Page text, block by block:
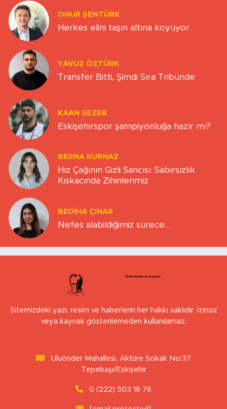
ONUR ŞENTÜRK
Herkes elini taşın altına koyuyor
YAVUZ ÖZTÜRK
Transfer Bitti, Şimdi Sıra Tribünde
KAAN SEZER
Eskişehirspor şampiyonluğa hazır mı?
BERNA KURNAZ
Hız Çağının Gizli Sancısı: Sabırsızlık
Kıskacında Zihinlerimiz
BEDIHA ÇINAR
Nefes alabildiğimiz sürece…
Sitemizdeki yazı, resim ve haberlerin her hakkı saklıdır. İzinsiz
veya kaynak gösterilemeden kullanılamaz.
Uluönder Mahallesi, Aktüre Sokak No:37
Tepebaşı/Eskişehir
0 (222) 503 16 76